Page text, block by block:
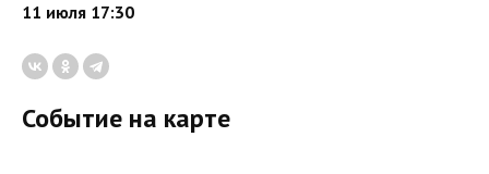
11 июля 17:30
Событие на карте